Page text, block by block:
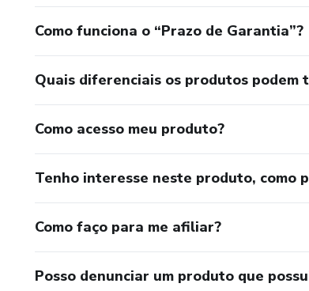
Como funciona o “Prazo de Garantia”?
Quais diferenciais os produtos podem
Como acesso meu produto?
Tenho interesse neste produto, como
Como faço para me afiliar?
Posso denunciar um produto que